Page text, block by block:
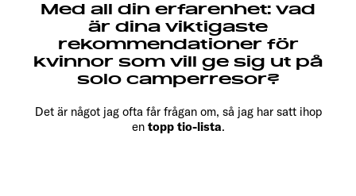
Med all din erfarenhet: vad
är dina viktigaste
rekommendationer för
kvinnor som vill ge sig ut på
solo camperresor?
Det är något jag ofta får frågan om, så jag har satt ihop
en topp tio-lista.